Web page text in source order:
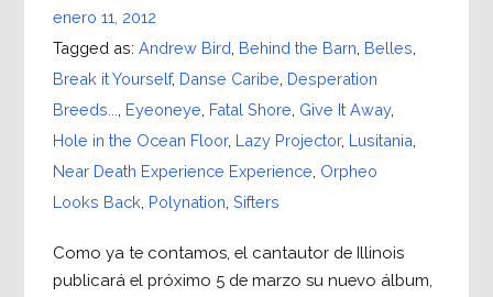
enero 11, 2012
Tagged as: Andrew Bird Behind the Barn Belles
Break it Yourself, Danse Caribe Desperation
Breeds...
Eyeoneye Fatal Shore Give It Away,
Hole in the Ocean Floor, Lazy Projector, Lusitania
Near Death Experience Experience Orpheo
Looks Back Polynation Sifters
Como ya te contamos, el cantautor de Illinois
publicará el próximo 5 de marzo su nuevo álbum,